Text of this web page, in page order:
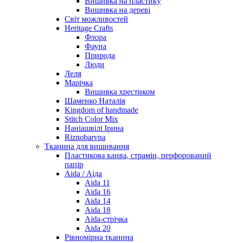
Вишивка на дереві
Світ можливостей
Heritage Crafts
Флора
Фауна
Природа
Люди
Леля
Марічка
Вишивка хрестиком
Шаменко Наталія
Kingdom of handmade
Stitch Color Mix
Наніашвілі Ірина
Riznobarvna
Тканина для вишивання
Пластикова канва, страмін, перфорований
папір
Aida / Аіда
Aida 11
Aida 16
Aida 14
Aida 18
Aida-стрічка
Aida 20
Рівномірна тканина